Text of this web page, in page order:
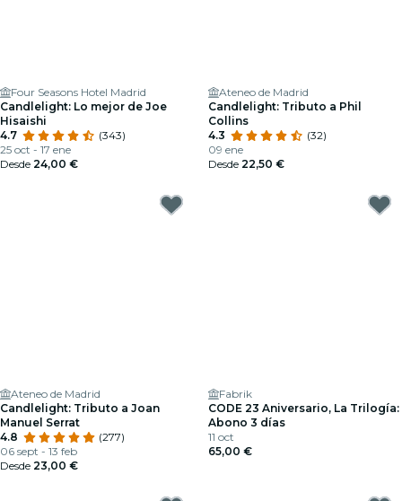
Four Seasons Hotel Madrid
Candlelight: Lo mejor de Joe
Hisaishi
4.7
(343)
25 oct - 17 ene
Desde 24,00 €
Ateneo de Madrid
Candlelight: Tributo a Phil
Collins
4.3
(32)
09 ene
Desde 22,50 €
Ateneo de Madrid
Candlelight: Tributo a Joan
Manuel Serrat
4.8
(277)
06 sept - 13 feb
Desde 23,00 €
Fabrik
CODE 23 Aniversario, La Trilogía:
Abono 3 días
11 oct
65,00 €